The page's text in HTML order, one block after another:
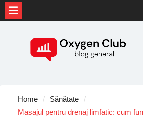
Home
Sănătate
Masajul pentru drenaj limfatic: cum